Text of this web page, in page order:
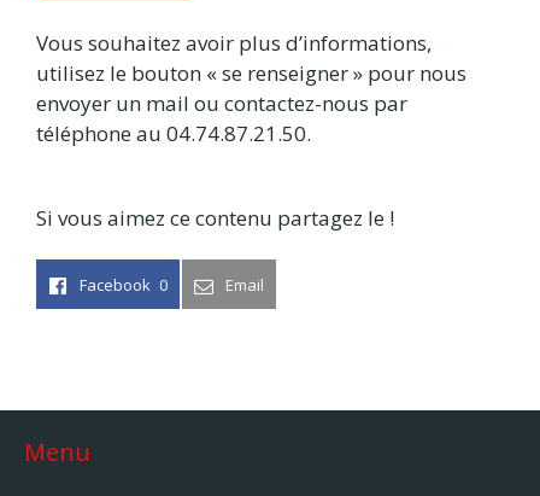
Vous souhaitez avoir plus d’informations,
utilisez le bouton « se renseigner » pour nous
envoyer un mail ou contactez-nous par
téléphone au 04.74.87.21.50.
Si vous aimez ce contenu partagez le !
Facebook 0 Email
Menu